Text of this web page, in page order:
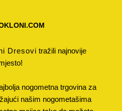
Dresovi tražili najnovije
nogometna trgovina za
našim nogometašima